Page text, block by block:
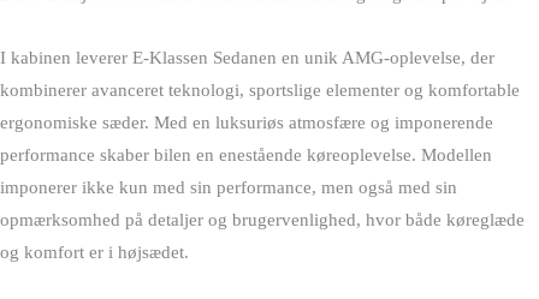
I kabinen leverer E-Klassen Sedanen en unik AMG-oplevelse, der
kombinerer avanceret teknologi, sportslige elementer og komfortable
ergonomiske sæder. Med en luksuriøs atmosfære og imponerende
performance skaber bilen en enestående køreoplevelse. Modellen
imponerer ikke kun med sin performance, men også med sin
opmærksomhed på detaljer og brugervenlighed, hvor både køreglæde
og komfort er i højsædet.